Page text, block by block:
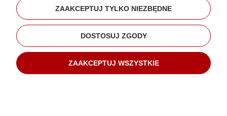
Pomoc
Informacje
ZAAKCEPTUJ TYLKO NIEZBĘDNE
DOSTOSUJ ZGODY
ZAAKCEPTUJ WSZYSTKIE